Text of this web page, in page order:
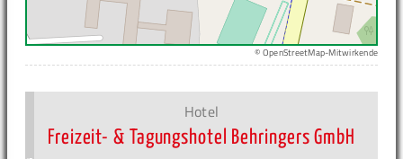
© OpenStreetMap-Mitwirkende
Hotel
Freizeit- & Tagungshotel Behringers GmbH